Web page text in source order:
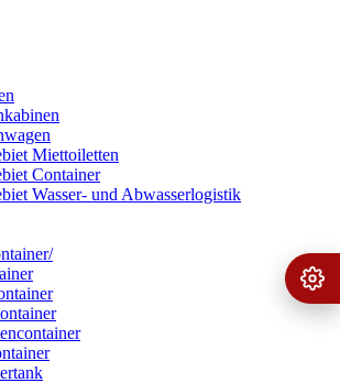
Miettoiletten
Container
Wasser- und Abwasserlogistik
›